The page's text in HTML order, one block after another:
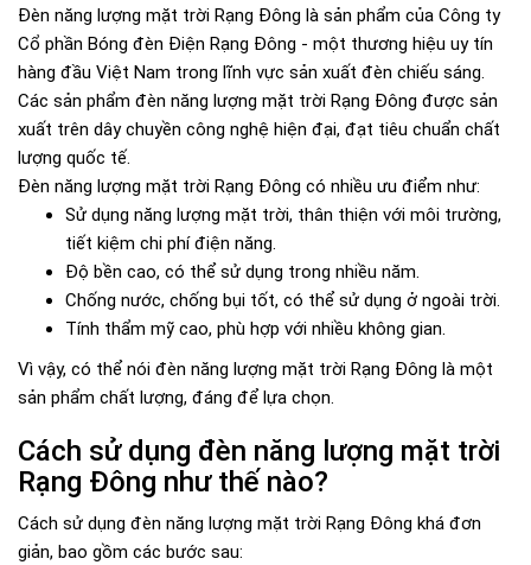
Đèn năng lượng mặt trời Rạng Đông là sản phẩm của Công ty
Cổ phần Bóng đèn Điện Rạng Đông - một thương hiệu uy tín
hàng đầu Việt Nam trong lĩnh vực sản xuất đèn chiếu sáng.
Các sản phẩm đèn năng lượng mặt trời Rạng Đông được sản
xuất trên dây chuyền công nghệ hiện đại, đạt tiêu chuẩn chất
lượng quốc tế.
Đèn năng lượng mặt trời Rạng Đông có nhiều ưu điểm như:
Sử dụng năng lượng mặt trời, thân thiện với môi trường,
tiết kiệm chi phí điện năng.
Độ bền cao, có thể sử dụng trong nhiều năm.
Chống nước, chống bụi tốt, có thể sử dụng ở ngoài trời.
Tính thẩm mỹ cao, phù hợp với nhiều không gian.
Vì vậy, có thể nói đèn năng lượng mặt trời Rạng Đông là một
sản phẩm chất lượng, đáng để lựa chọn.
Cách sử dụng đèn năng lượng mặt trời
Rạng Đông như thế nào?
Cách sử dụng đèn năng lượng mặt trời Rạng Đông khá đơn
giản, bao gồm các bước sau: